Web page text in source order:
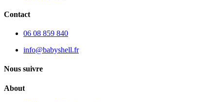
Contact
06 08 859 840
info@babyshell.fr
Nous suivre
About